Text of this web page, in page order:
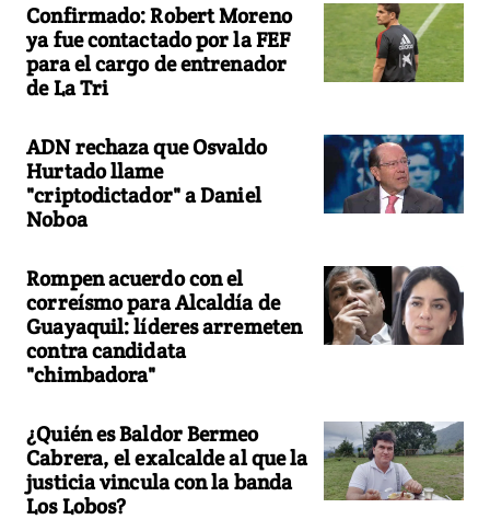
Confirmado: Robert Moreno
ya fue contactado por la FEF
para el cargo de entrenador
de La Tri
ADN rechaza que Osvaldo
Hurtado llame
"criptodictador" a Daniel
Noboa
Rompen acuerdo con el
correísmo para Alcaldía de
Guayaquil: líderes arremeten
contra candidata
"chimbadora"
¿Quién es Baldor Bermeo
Cabrera, el exalcalde al que la
justicia vincula con la banda
Los Lobos?